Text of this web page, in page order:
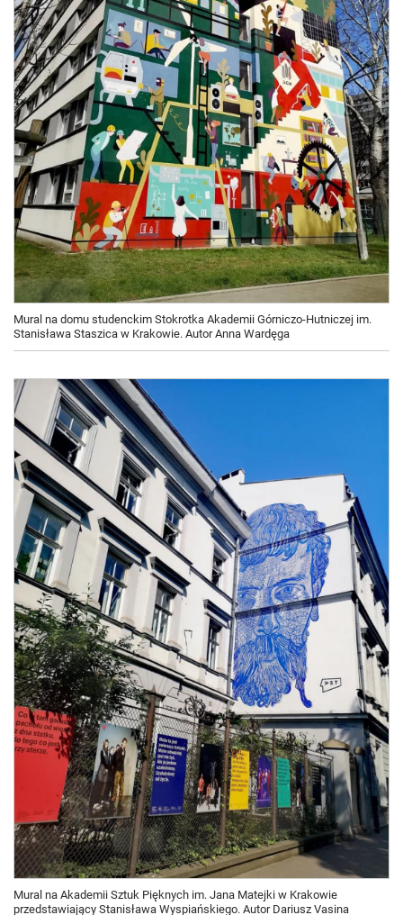
Mural na domu studenckim Stokrotka Akademii Górniczo-Hutniczej im.
Stanisława Staszica w Krakowie. Autor Anna Wardęga
Mural na Akademii Sztuk Pięknych im. Jana Matejki w Krakowie
przedstawiający Stanisława Wyspiańskiego. Autor Dariusz Vasina